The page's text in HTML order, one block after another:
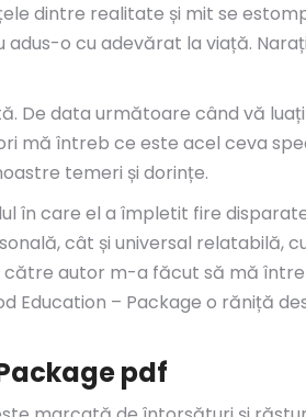
dintre realitate și mit se
o cu adevărat la viață.
De data următoare când vă
mă întreb ce este acel ceva
temeri și dorințe.
în care el a împletit fire
cât și universal relatabilă,
către autor m-a făcut să mă
Education – Package o răniță
pdf